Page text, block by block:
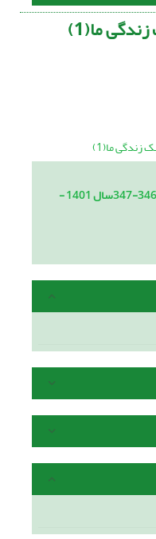
ما(1)
دوره 31، فروردین تا تیرماه344-345-346-347سال 1401 -